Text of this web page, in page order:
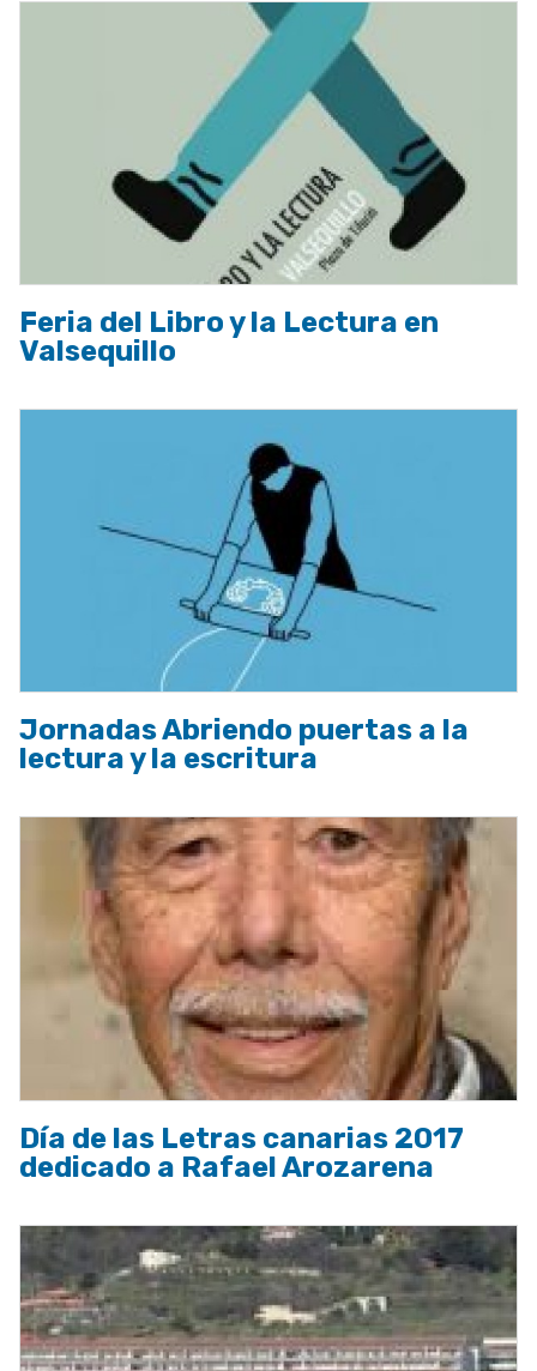
Feria del Libro y la Lectura en
Valsequillo
Jornadas Abriendo puertas a la
lectura y la escritura
Día de las Letras canarias 2017
dedicado a Rafael Arozarena